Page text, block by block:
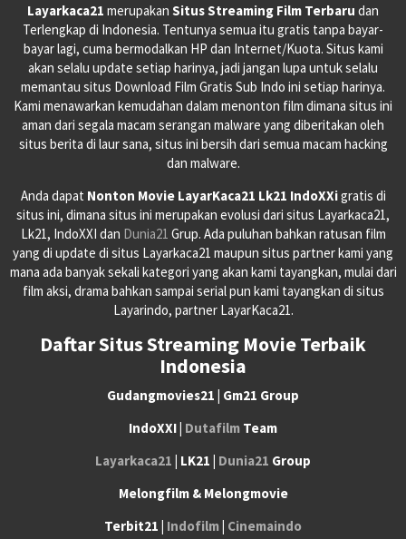
Layarkaca21 merupakan Situs Streaming Film Terbaru dan
Terlengkap di Indonesia. Tentunya semua itu gratis tanpa bayar-
bayar lagi, cuma bermodalkan HP dan Internet/Kuota. Situs kami
akan selalu update setiap harinya, jadi jangan lupa untuk selalu
memantau situs Download Film Gratis Sub Indo ini setiap harinya.
Kami menawarkan kemudahan dalam menonton film dimana situs ini
aman dari segala macam serangan malware yang diberitakan oleh
situs berita di laur sana, situs ini bersih dari semua macam hacking
dan malware.
Anda dapat Nonton Movie LayarKaca21 Lk21 IndoXXigratis di
situs ini, dimana situs ini merupakan evolusi dari situs Layarkaca21,
Lk21, IndoXXI dan Dunia21 Grup. Ada puluhan bahkan ratusan film
yang di update di situs Layarkaca21 maupun situs partner kami yang
mana ada banyak sekali kategori yang akan kami tayangkan, mulai dari
film aksi, drama bahkan sampai serial pun kami tayangkan di situs
Layarindo, partner LayarKaca21.
Daftar Situs Streaming Movie Terbaik
Indonesia
Gudangmovies21 | Gm21 Group
IndoXXI | Dutafilm Team
Layarkaca21 | LK21 | Dunia21 Group
Melongfilm & Melongmovie
Terbit21 | Indofilm| Cinemaindo